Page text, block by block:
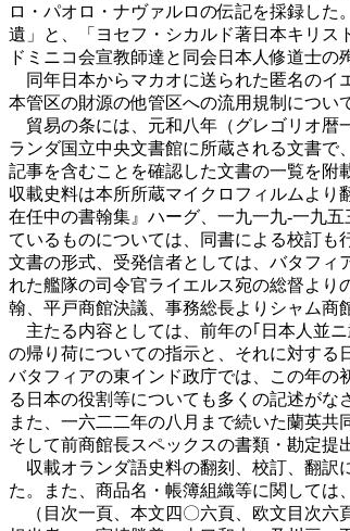
ロ・パオロ・ナヴァルロの伝記を採録し
遺」と、「ヨセフ・シカルド著日本キリス
ドミニコ会宣教師達と同会日本人修道士
同年日本からマカオに送られた匿名のイ
本管区の財源の他管区への流用規制につい
貿易の条には、元和八年（グレゴリオ暦
ランダ国立中央文書館に所蔵される文書
記事を含むことを確認した文書の一覧を附
収載史料は本所所蔵マイクロフィルムよ
在任中の書翰集』ハーグ、一九一九‐一九五
ているものについては、同書による校訂も
文書の形式、受発信者としては、バタフィ
れた艦隊の司令官ライエルス宛の総督より
翰、平戸商館決議、事務総長よりシャム商
主たる内容としては、前年の｢日本人並
の帰り荷についての指示と、それに対する
バタフィアの東インド政庁では、この年の
る日本の役割等についても多くの記述がな
また、一六二二年の八月まで続いた蘭英共
そして前商館長スペックスの書類・勘定提
収載オランダ語史料の翻刻、校訂、翻訳
た。また、商品名・帳簿組織等に関しては
（目次一頁、本文四〇六頁、欧文目次六